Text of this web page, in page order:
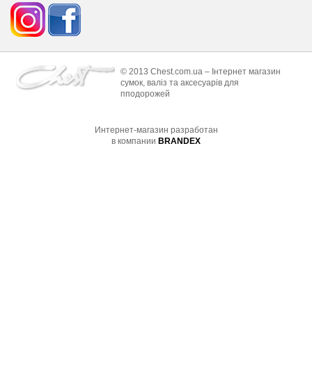
© 2013 Chest.com.ua – Інтернет магазин
сумок, валіз та аксесуарів для
пподорожей
Интернет-магазин разработан
в компании BRANDEX